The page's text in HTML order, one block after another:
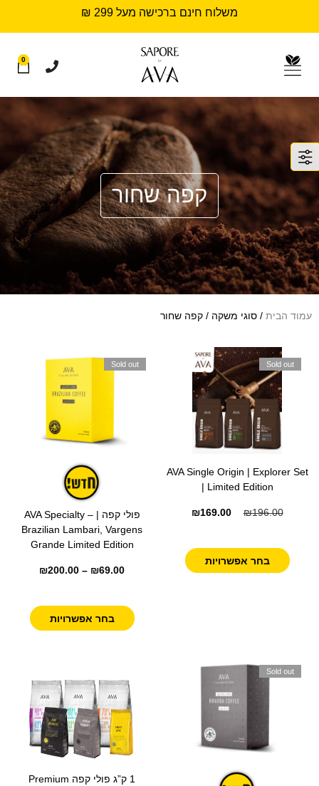
משלוח חינם ברכישה מעל 299 ₪
0
קפה שחור
עמוד הבית / סוגי משקה / קפה שחור
Sold out
AVA Single Origin | Explorer Set
| Limited Edition
₪196.00
₪169.00
בחר אפשרויות
Sold out
פולי קפה | AVA Specialty –
Brazilian Lambari, Vargens
Grande Limited Edition
₪69.00
–
₪200.00
בחר אפשרויות
Sold out
1 ק”ג פולי קפה Premium